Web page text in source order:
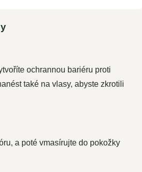
ochrannou bariéru proti
také na vlasy, abyste zkrotili
a poté vmasírujte do pokožky